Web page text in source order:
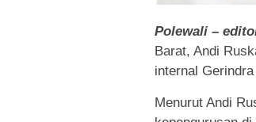
Polewali –
Barat, Andi
internal
Menurut Andi